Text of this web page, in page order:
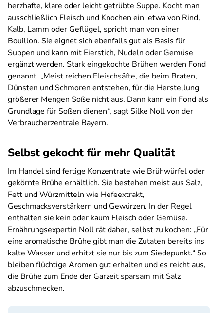
herzhafte, klare oder leicht getrübte Suppe. Kocht man
ausschließlich Fleisch und Knochen ein, etwa von Rind,
Kalb, Lamm oder Geflügel, spricht man von einer
Bouillon. Sie eignet sich ebenfalls gut als Basis für
Suppen und kann mit Eierstich, Nudeln oder Gemüse
ergänzt werden. Stark eingekochte Brühen werden Fond
genannt. „Meist reichen Fleischsäfte, die beim Braten,
Dünsten und Schmoren entstehen, für die Herstellung
größerer Mengen Soße nicht aus. Dann kann ein Fond als
Grundlage für Soßen dienen“, sagt Silke Noll von der
Verbraucherzentrale Bayern.
Selbst gekocht für mehr Qualität
Im Handel sind fertige Konzentrate wie Brühwürfel oder
gekörnte Brühe erhältlich. Sie bestehen meist aus Salz,
Fett und Würzmitteln wie Hefeextrakt,
Geschmacksverstärkern und Gewürzen. In der Regel
enthalten sie kein oder kaum Fleisch oder Gemüse.
Ernährungsexpertin Noll rät daher, selbst zu kochen: „Für
eine aromatische Brühe gibt man die Zutaten bereits ins
kalte Wasser und erhitzt sie nur bis zum Siedepunkt.“ So
bleiben flüchtige Aromen gut erhalten und es reicht aus,
die Brühe zum Ende der Garzeit sparsam mit Salz
abzuschmecken.